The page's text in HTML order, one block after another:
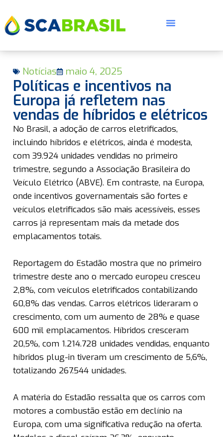
Notícias maio 4, 2025
Políticas e incentivos na
Europa já refletem nas
vendas de híbridos e elétricos
No Brasil, a adoção de carros eletrificados,
incluindo híbridos e elétricos, ainda é modesta,
com 39.924 unidades vendidas no primeiro
trimestre, segundo a Associação Brasileira do
Veículo Elétrico (ABVE). Em contraste, na Europa,
onde incentivos governamentais são fortes e
veículos eletrificados são mais acessíveis, esses
carros já representam mais da metade dos
emplacamentos totais.
Reportagem do Estadão mostra que no primeiro
trimestre deste ano o mercado europeu cresceu
2,8%, com veículos eletrificados contabilizando
60,8% das vendas. Carros elétricos lideraram o
crescimento, com um aumento de 28% e quase
600 mil emplacamentos. Híbridos cresceram
20,5%, com 1.214.728 unidades vendidas, enquanto
híbridos plug-in tiveram um crescimento de 5,6%,
totalizando 267.544 unidades.
A matéria do Estadão ressalta que os carros com
motores a combustão estão em declínio na
Europa, com uma significativa redução na oferta.